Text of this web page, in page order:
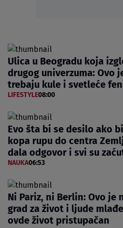
Ulica u Beogradu koja
drugog univerzuma: Ovo
trebaju kule i svetleće
LIFESTYLE08:00
Evo šta bi se desilo ako
kopa rupu do centra
dala odgovor i svi su
NAUKA06:53
Ni Pariz, ni Berlin: Ovo je
grad za život i ljude
ovde život pristupačan